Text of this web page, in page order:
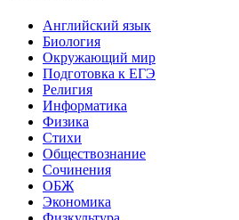
Английский язык
Биология
Окружающий мир
Подготовка к ЕГЭ
Религия
Информатика
Физика
Стихи
Обществознание
Сочинения
ОБЖ
Экономика